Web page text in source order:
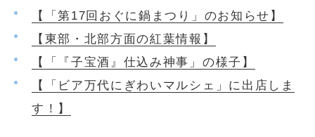
【「第17回おぐに鍋まつり」のお知らせ】
【東部・北部方面の紅葉情報】
【「『子宝酒』仕込み神事」の様子】
【「ビア万代にぎわいマルシェ」に出店しま
す！】